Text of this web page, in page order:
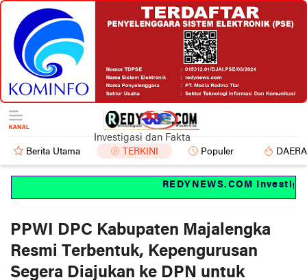
Investigasi dan Fakta
Berita Utama TERKINI Populer
REDYNEWS.COM
PPWI DPC Kabupaten Majalengka
Resmi Terbentuk, Kepengurusan
Segera Diajukan ke DPN untuk